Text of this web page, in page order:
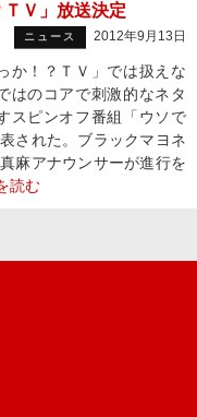
Ｖ」放送決定
ニュース 2012年9月13日
か！？ＴＶ」では扱えな
はのコアで刺激的なネタ
スピンオフ番組「ウソで
された。ブラックマヨネ
麻アナウンサーが進行を
読む